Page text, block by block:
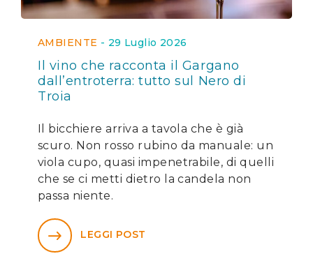
AMBIENTE - 29 Luglio 2026
Il vino che racconta il Gargano
dall’entroterra: tutto sul Nero di
Troia
Il bicchiere arriva a tavola che è già
scuro. Non rosso rubino da manuale: un
viola cupo, quasi impenetrabile, di quelli
che se ci metti dietro la candela non
passa niente.
LEGGI POST